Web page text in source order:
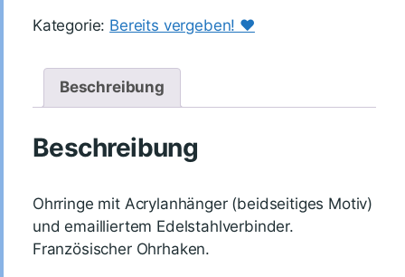
Kategorie: Bereits vergeben! ♥️
Beschreibung
Beschreibung
Ohrringe mit Acrylanhänger (beidseitiges Motiv)
und emailliertem Edelstahlverbinder.
Französischer Ohrhaken.